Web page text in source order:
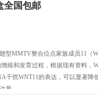
全国包邮
型MMTV整合位点家族成员11（
殖和发育过程，根据现有资料，
干扰WNT11的表达，可以显著降
量。